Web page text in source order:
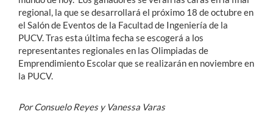
regional, la que se desarrollará el próximo 18 de octubre en
el Salón de Eventos de la Facultad de Ingeniería de la
PUCV. Tras esta última fecha se escogerá a los
representantes regionales en las Olimpiadas de
Emprendimiento Escolar que se realizarán en noviembre en
la PUCV.
Por Consuelo Reyes y Vanessa Varas